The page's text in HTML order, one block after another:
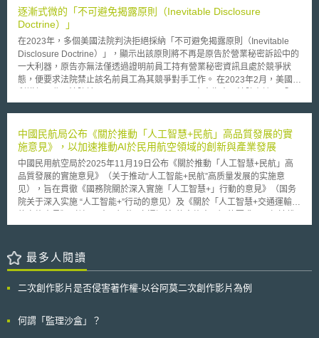
提供建議。
檢測後方同意核保。 同時，本次「基於保險目的之基因資訊法」修正
理由亦明確說明：禁止醫療保險、人壽保險及長期照護保險之保險人利用基
因檢測結果，並非禁止保險人依據醫療紀錄和醫療診斷結果進行核保或計算
保險費費率，以此釋疑保險人對此次修正之擔憂。 美國聯邦參議院於
2008年即通過「基因資訊平等法」（Genetic Information
Nondiscrimination Act of 2008, GINA），惟「基因資訊平等法」僅禁止醫
療保險保險人利用基因資訊進行核保，並未禁止其他類型之保險人。美國佛
險一併納入規定，是全美首次擴大禁止利用基因資訊進行核保之保險類型。
逐漸式微的「不可避免揭露原則（Inevitable Disclosure
Doctrine）」
在2023年，多個美國法院判決拒絕採納「不可避免揭露原則（Inevitable
Disclosure Doctrine）」，顯示出該原則將不再是原告於營業秘密訴訟中的
一大利器，原告亦無法僅透過證明前員工持有營業秘密資訊且處於競爭狀
態，便要求法院禁止該名前員工為其競爭對手工作。 在2023年2月，美國伊
可避免揭露原則」時會遏制競爭對手之間的員工流動，故將評估個案事實並
Alliant Ins. Services一案中指出，根據2016年美國國會所通過的「保護營業
秘密法案（Defend Trade Secrets Act, DTSA）」，該法案拒絕了「不可避
免揭露原則」的適用，並禁止法院僅憑他人所知悉的資訊，阻礙其尋求新的
工作，因此駁回了原告的損害賠償主張。在2023年9月，美國密蘇里州東區
法院於MiTek Inc. v. McIntosh一案中同樣拒絕了「不可避免揭露原則」的適
用，儘管該州的州法並未明確表達採納或拒絕該原則。 除此之外，美國聯
邦法院在去年度的每一份報告意見中（Reported Opinion），皆未顯示出根
的威脅，但其不再是未來營業秘密訴訟中的勝訴關鍵。 本文同步刊登於
TIPS網站（https://www.tips.org.tw）
中國民航局公布《關於推動「人工智慧+民航」高品質發展的實
施意見》，以加速推動AI於民用航空領域的創新與產業發展
中國民用航空局於2025年11月19日公布《關於推動「人工智慧+民航」高
品質發展的實施意見》（关于推动“人工智能+民航”高质量发展的实施意
见），旨在貫徹《國務院關於深入實施「人工智慧+」行動的意見》（国务
院关于深入实施 “人工智能+”行动的意见）及《關於「人工智慧+交通運輸」
動AI於民用航空領域的創新與產業發展。 本文件說明，中國政府將於安全、
的結合。2027年將首先實現AI於民航安全、物流之發展，預計屆時民航領
域的高品質資料、基礎設施平台、產業模型演算法等AI核心要素已見成效，
2030年，民航AI治理體系與安全保障體系已逐步建立，成為民航領域發展
等層面的應用場景，例如飛機故障預測性維護、入侵物辨識、鳥情監控、航
最多人閱讀
二次創作影片是否侵害著作權-以谷阿莫二次創作影片為例
何謂「監理沙盒」？